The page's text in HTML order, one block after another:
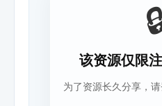
该资源仅限
为了资源长久分享，